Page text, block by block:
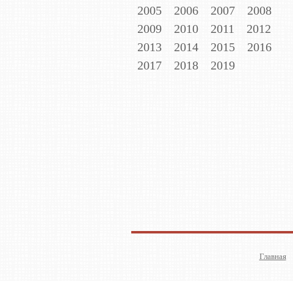
2005
2006 2007
2008
2009
2010 2011
2012
2013
2014 2015
2016
2017
2018 2019
Главная